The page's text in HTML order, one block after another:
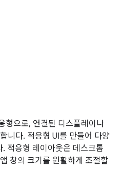
형으로, 연결된 디스플레이나
니다. 적응형 UI를 만들어 다양
적응형 레이아웃은 데스크톱
창의 크기를 원활하게 조절할